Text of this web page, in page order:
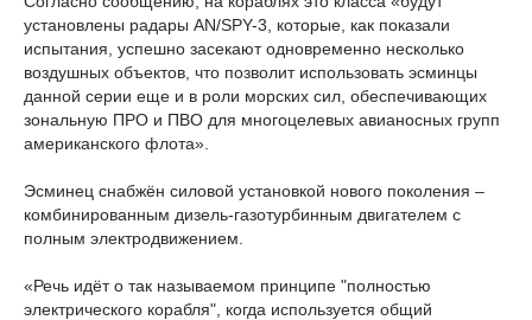
установлены радары AN/SPY-3, которые, как показали
испытания, успешно засекают одновременно несколько
воздушных объектов, что позволит использовать эсминцы
данной серии еще и в роли морских сил, обеспечивающих
зональную ПРО и ПВО для многоцелевых авианосных групп
американского флота».
Эсминец снабжён силовой установкой нового поколения –
комбинированным дизель-газотурбинным двигателем с
полным электродвижением.
«Речь идёт о так называемом принципе "полностью
электрического корабля", когда используется общий